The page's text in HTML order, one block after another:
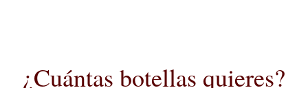
¿Cuántas botellas quieres?